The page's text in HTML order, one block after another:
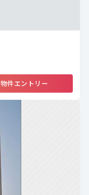
物件エントリー